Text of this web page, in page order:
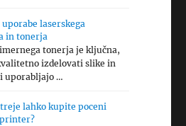
laserskega
in tonerja
tonerja je ključna,
izdelovati slike in
uporabljajo …
lahko kupite poceni